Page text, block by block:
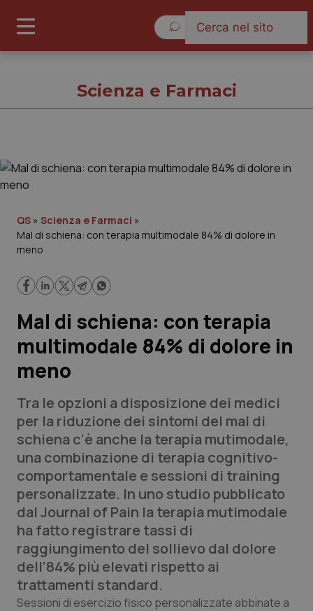
Governo e Parlamento
Regioni e Asl
Lavoro e Professioni
Scienza e Farmaci
Studi e Analisi
Lettere al direttore
Edizioni Regionali
QS Pro
Professionisti Sanitari.AI
Abruzzo
Basilicata
QS Pro Gold
Artrite & artrosi
QS Club Newsletter
Scienza e Farmaci
QS » Scienza e Farmaci »
Mal di schiena: con terapia multimodale 84% di dolore in
meno
Mal di schiena: con terapia
multimodale 84% di dolore in
meno
Tra le opzioni a disposizione dei medici
per la riduzione dei sintomi del mal di
schiena c’è anche la terapia mutimodale,
una combinazione di terapia cognitivo-
comportamentale e sessioni di training
personalizzate. In uno studio pubblicato
dal Journal of Pain la terapia mutimodale
ha fatto registrare tassi di
raggiungimento del sollievo dal dolore
dell’84% più elevati rispetto ai
trattamenti standard.
Sessioni di esercizio fisico personalizzate abbinate a